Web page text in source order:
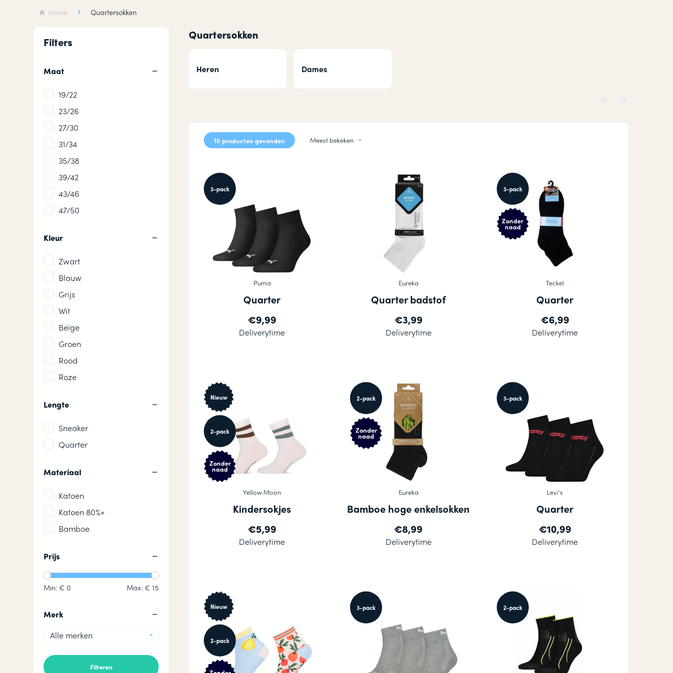
Wollen sokken
Badstof sokken
Huissokken
Home Quartersokken
Filters
Maat
19/22
23/26
27/30
31/34
35/38
39/42
43/46
47/50
Kleur
Zwart
Blauw
Grijs
Wit
Beige
Groen
Rood
Roze
Lengte
Sneaker
Quarter
Materiaal
Katoen
Katoen 80%+
Bamboe
Prijs
Min: € 0 Max: € 15
Merk
Alle merken
Quartersokken
Heren Dames
10 producten gevonden Meest bekeken
3-pack
Puma
Quarter
€9,99
Deliverytime
Eureka
Quarter badstof
€3,99
Deliverytime
3-pack
Zonder
naad
Teckel
Quarter
€6,99
Deliverytime
Nieuw
2-pack
Zonder
naad
Yellow Moon
Kindersokjes
€5,99
Deliverytime
2-pack
Zonder
naad
Eureka
Bamboe hoge enkelsokken
€8,99
Deliverytime
3-pack
Levi's
Quarter
€10,99
Deliverytime
Nieuw
2-pack
3-pack 2-pack